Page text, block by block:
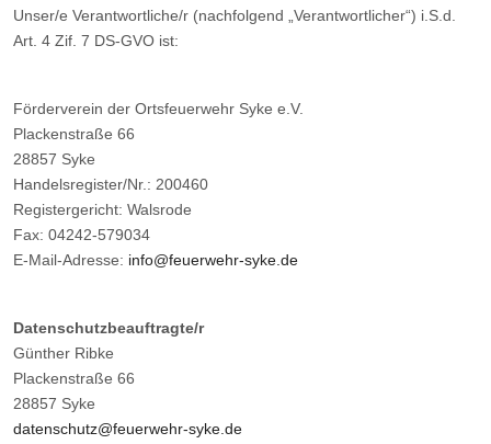
Unser/e Verantwortliche/r (nachfolgend „Verantwortlicher“) i.S.d.
Art. 4 Zif. 7 DS-GVO ist:
Förderverein der Ortsfeuerwehr Syke e.V.
Plackenstraße 66
28857 Syke
Handelsregister/Nr.: 200460
Registergericht: Walsrode
Fax: 04242-579034
E-Mail-Adresse: info@feuerwehr-syke.de
Datenschutzbeauftragte/r
Günther Ribke
Plackenstraße 66
28857 Syke
datenschutz@feuerwehr-syke.de